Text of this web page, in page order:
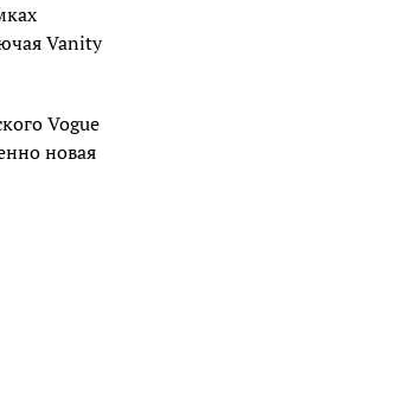
Vanity
Vogue
новая